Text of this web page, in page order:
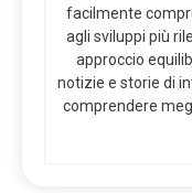
facilmente
agli sviluppi più
approccio
notizie e storie di
comprendere